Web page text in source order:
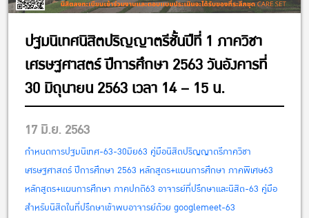
ปฐมนิเทศนิสิตปริญญาตรีชั้นปีที่ 1 ภาควิชา
เศรษฐศาสตร์ ปีการศึกษา 2563 วันอังคารที่
30 มิถุนายน 2563 เวลา 14 – 15 น.
17 มิ.ย. 2563
กำหนดการปฐมนิเทศ-63-30มิย63 คู่มือนิสิตปริญญาตรีภาควิชา
เศรษฐศาสตร์ ปีการศึกษา 2563 หลักสูตร+แผนการศึกษา ภาคพิเศษ63
หลักสูตร+แผนการศึกษา ภาคปกติ63 อาจารย์ที่ปรึกษาและนิสิต-63 คู่มือ
สำหรับนิสิตในที่ปรึกษาเข้าพบอาจารย์ด้วย googlemeet-63